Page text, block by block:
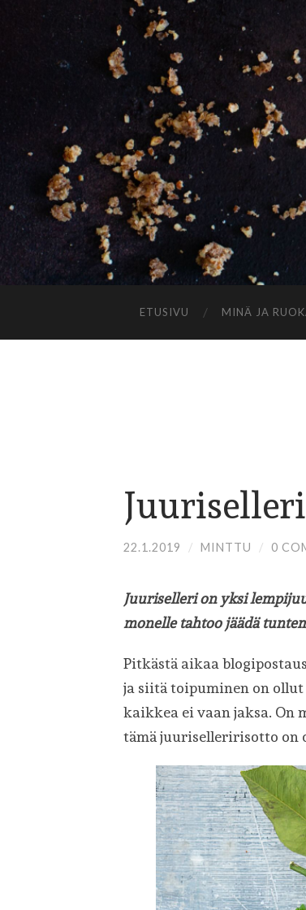
ETUSIVU MINÄ JA
22.1.2019 / MINTTU / 0
Juuriselleri on yksi
monelle tahtoo jäädä
Pitkästä aikaa
ja siitä toipuminen on
kaikkea ei vaan jaksa.
tämä juuriselleririsotto on